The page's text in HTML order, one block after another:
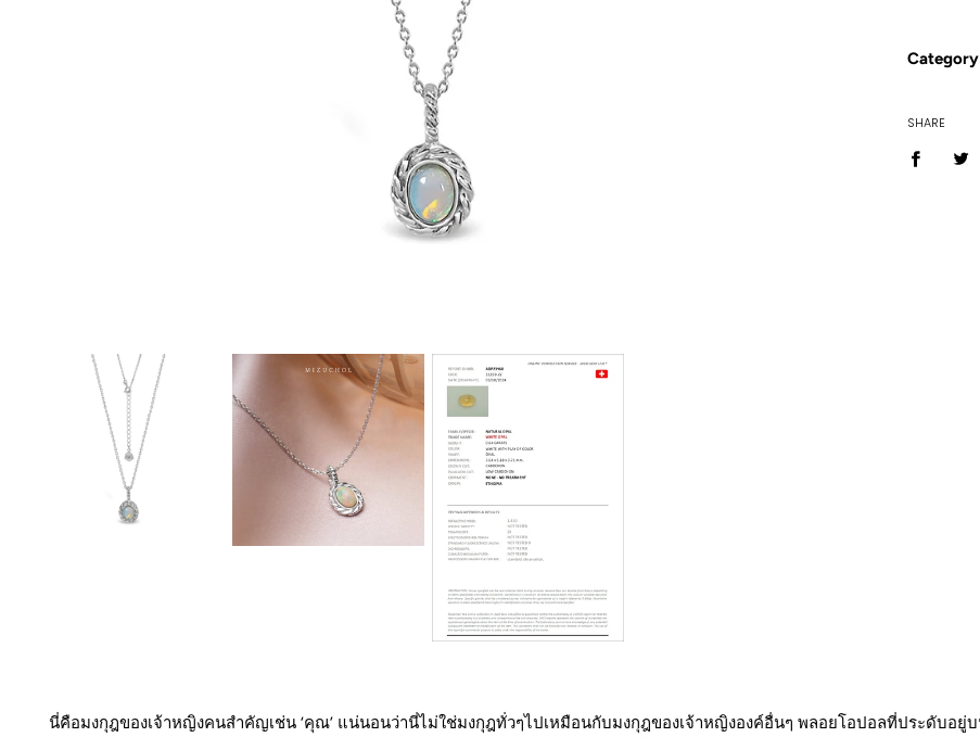
SHARE
นี่คือมงกุฎของเจ้าหญิงคนสำคัญเช่น ‘คุณ’ แน่นอนว่านี่ไม่ใช่มงกุฎทั่วๆไปเหมือนกับมงกุฎของเจ้าหญิงองค์อื่นๆ พลอยโอปอลที่ประดับอ